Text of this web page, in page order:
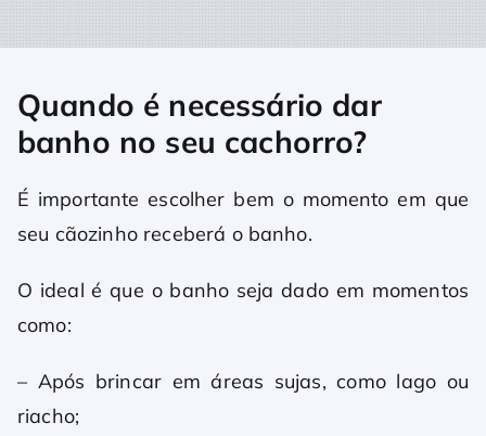
Quando é necessário dar
banho no seu cachorro?
É importante escolher bem o momento em que
seu cãozinho receberá o banho.
O ideal é que o banho seja dado em momentos
como:
– Após brincar em áreas sujas, como lago ou
riacho;